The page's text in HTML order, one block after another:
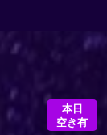
本日
空き有